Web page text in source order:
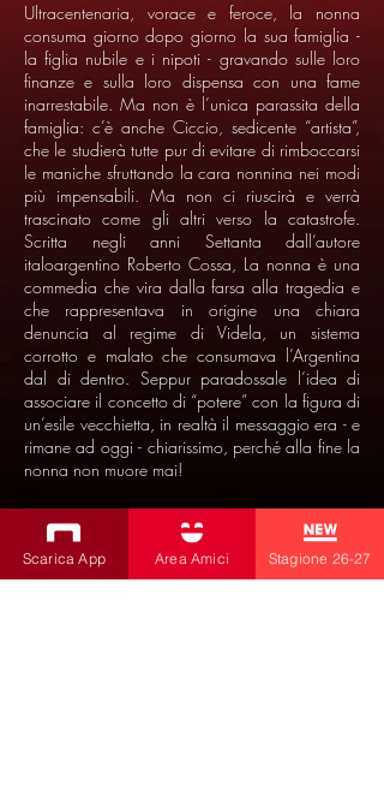
Ultracentenaria, vorace e feroce, la nonna
consuma giorno dopo giorno la sua famiglia -
la figlia nubile e i nipoti - gravando sulle loro
finanze e sulla loro dispensa con una fame
inarrestabile. Ma non è l’unica parassita della
famiglia: c’è anche Ciccio, sedicente “artista”,
che le studierà tutte pur di evitare di rimboccarsi
le maniche sfruttando la cara nonnina nei modi
più impensabili. Ma non ci riuscirà e verrà
trascinato come gli altri verso la catastrofe.
Scritta negli anni Settanta dall’autore
italoargentino Roberto Cossa, La nonna è una
commedia che vira dalla farsa alla tragedia e
che rappresentava in origine una chiara
denuncia al regime di Videla, un sistema
corrotto e malato che consumava l’Argentina
dal di dentro. Seppur paradossale l’idea di
associare il concetto di “potere” con la figura di
un’esile vecchietta, in realtà il messaggio era - e
rimane ad oggi - chiarissimo, perché alla fine la
nonna non muore mai!
Scarica App Area Amici Stagione 26-27